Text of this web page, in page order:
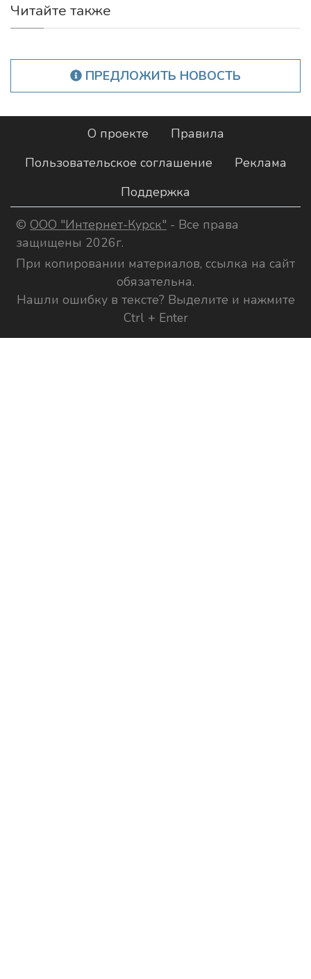
Читайте также
ПРЕДЛОЖИТЬ НОВОСТЬ
О проекте
Правила
Пользовательское соглашение
Реклама
Поддержка
© ООО "Интернет-Курск" - Все права
защищены 2026г.
При копировании материалов, ссылка на сайт
обязательна.
Нашли ошибку в тексте? Выделите и нажмите
Ctrl + Enter